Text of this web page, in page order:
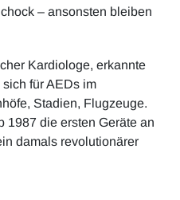
– ansonsten bleiben
Kardiologe, erkannte
für AEDs im
Stadien, Flugzeuge.
1987 die ersten Geräte an
damals revolutionärer